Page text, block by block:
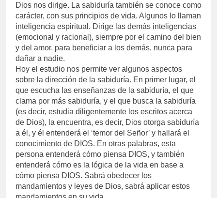
Dios nos dirige. La sabiduría también se conoce como
carácter, con sus principios de vida. Algunos lo llaman
inteligencia espiritual. Dirige las demás inteligencias
(emocional y racional), siempre por el camino del bien
y del amor, para beneficiar a los demás, nunca para
dañar a nadie.
Hoy el estudio nos permite ver algunos aspectos
sobre la dirección de la sabiduría. En primer lugar, el
que escucha las enseñanzas de la sabiduría, el que
clama por más sabiduría, y el que busca la sabiduría
(es decir, estudia diligentemente los escritos acerca
de Dios), la encuentra, es decir, Dios otorga sabiduría
a él, y él entenderá el ‘temor del Señor’ y hallará el
conocimiento de DIOS. En otras palabras, esta
persona entenderá cómo piensa DIOS, y también
entenderá cómo es la lógica de la vida en base a
cómo piensa DIOS. Sabrá obedecer los
mandamientos y leyes de Dios, sabrá aplicar estos